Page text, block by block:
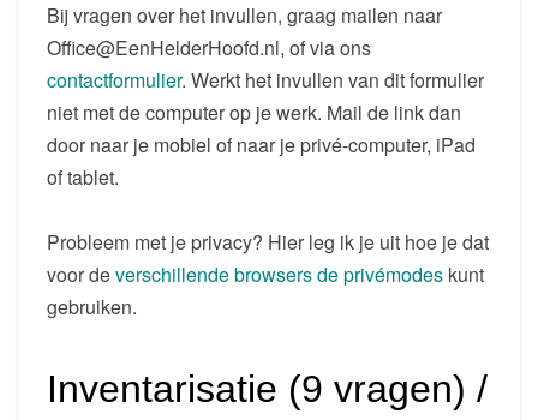
Bij vragen over het invullen, graag mailen naar
Office@EenHelderHoofd.nl, of via ons
contactformulier. Werkt het invullen van dit formulier
niet met de computer op je werk. Mail de link dan
door naar je mobiel of naar je privé-computer, iPad
of tablet.
Probleem met je privacy? Hier leg ik je uit hoe je dat
voor deverschillende browsers de privémodes kunt
gebruiken.